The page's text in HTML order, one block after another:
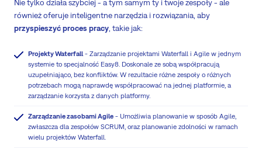
Nie tylko działa szybciej - a tym samym ty i twoje zespoły - ale
również oferuje inteligentne narzędzia i rozwiązania, aby
przyspieszyć proces pracy, takie jak:
Projekty Waterfall- Zarządzanie projektami Waterfall i Agile w jednym
systemie to specjalność Easy8. Doskonale ze sobą współpracują
uzupełniająco, bez konfliktów. W rezultacie różne zespoły o różnych
potrzebach mogą naprawdę współpracować na jednej platformie, a
zarządzanie korzysta z danych platformy.
Zarządzanie zasobami Agile - Umożliwia planowanie w sposób Agile,
zwłaszcza dla zespołów SCRUM, oraz planowanie zdolności w ramach
wielu projektów Waterfall.